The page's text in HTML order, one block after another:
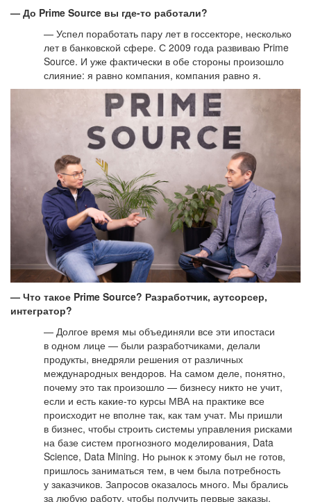
— До Prime Source вы где-то работали?
— Успел поработать пару лет в госсекторе, несколько
лет в банковской сфере. С 2009 года развиваю Prime
Source. И уже фактически в обе стороны произошло
слияние: я равно компания, компания равно я.
— Что такое Prime Source? Разработчик, аутсорсер,
интегратор?
— Долгое время мы объединяли все эти ипостаси
в одном лице — были разработчиками, делали
продукты, внедряли решения от различных
международных вендоров. На самом деле, понятно,
почему это так произошло — бизнесу никто не учит,
если и есть какие-то курсы МВА на практике все
происходит не вполне так, как там учат. Мы пришли
в бизнес, чтобы строить системы управления рисками
на базе систем прогнозного моделирования, Data
Science, Data Mining. Но рынок к этому был не готов,
пришлось заниматься тем, в чем была потребность
у заказчиков. Запросов оказалось много. Мы брались
за любую работу, чтобы получить первые заказы,